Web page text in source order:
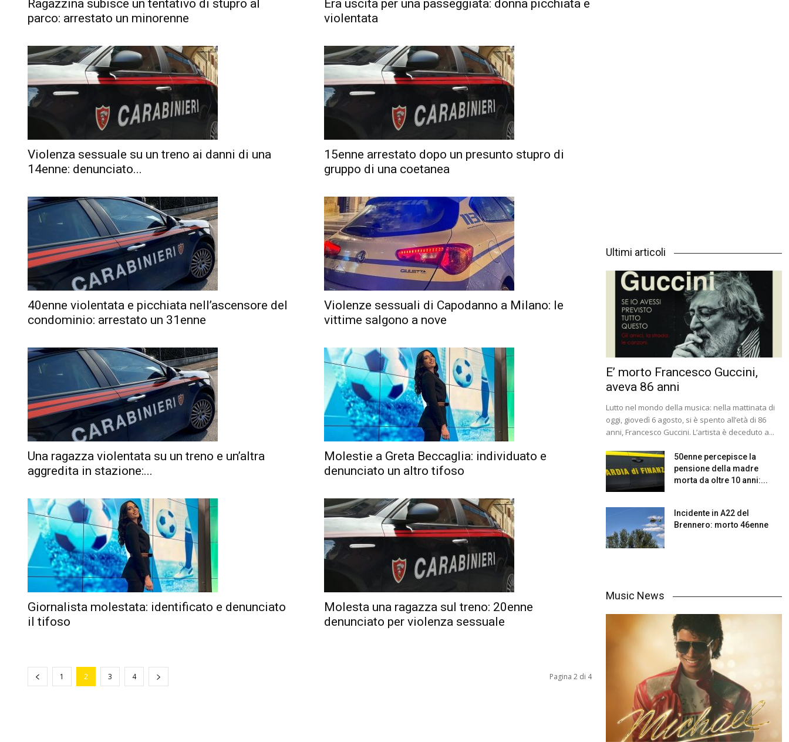
Ragazzina subisce un tentativo di stupro al
parco: arrestato un minorenne
Era uscita per una passeggiata: donna picchiata e
violentata
Violenza sessuale su un treno ai danni di una
14enne: denunciato...
15enne arrestato dopo un presunto stupro di
gruppo di una coetanea
40enne violentata e picchiata nell’ascensore del
condominio: arrestato un 31enne
Violenze sessuali di Capodanno a Milano: le
vittime salgono a nove
Una ragazza violentata su un treno e un’altra
aggredita in stazione:...
Molestie a Greta Beccaglia: individuato e
denunciato un altro tifoso
Giornalista molestata: identificato e denunciato
il tifoso
Molesta una ragazza sul treno: 20enne
denunciato per violenza sessuale
1 2 3 4 Pagina 2 di 4
Ultimi articoli
E’ morto Francesco Guccini,
aveva 86 anni
Lutto nel mondo della musica: nella mattinata di
oggi, giovedì 6 agosto, si è spento all’età di 86
anni, Francesco Guccini. L’artista è deceduto a...
50enne percepisce la
pensione della madre
morta da oltre 10 anni:...
Incidente in A22 del
Brennero: morto 46enne
Music News